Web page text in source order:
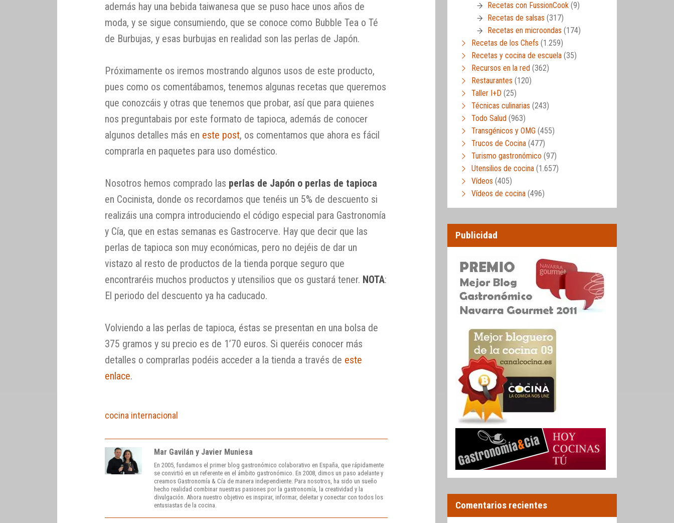
además hay una bebida taiwanesa que se puso hace unos años de
moda, y se sigue consumiendo, que se conoce como Bubble Tea o Té
de Burbujas, y esas burbujas en realidad son las perlas de Japón.
Próximamente os iremos mostrando algunos usos de este producto,
pues como os comentábamos, tenemos algunas recetas que queremos
que conozcáis y otras que tenemos que probar, así que para quienes
nos preguntabais por este formato de tapioca, además de conocer
algunos detalles más en este post, os comentamos que ahora es fácil
comprarla en paquetes para uso doméstico.
Nosotros hemos comprado las perlas de Japón o perlas de tapioca
en Cocinista, donde os recordamos que tenéis un 5% de descuento si
realizáis una compra introduciendo el código especial para Gastronomía
y Cía, que en estas semanas es Gastrocerve. Hay que decir que las
perlas de tapioca son muy económicas, pero no dejéis de dar un
vistazo al resto de productos de la tienda porque seguro que
encontraréis muchos productos y utensilios que os gustará tener. NOTA:
El periodo del descuento ya ha caducado.
Volviendo a las perlas de tapioca, éstas se presentan en una bolsa de
375 gramos y su precio es de 1’70 euros. Si queréis conocer más
detalles o comprarlas podéis acceder a la tienda a través de este
enlace.
cocina internacional
Mar Gavilán y Javier Muniesa
En 2005, fundamos el primer blog gastronómico colaborativo en España, que rápidamente
se convirtió en un referente en el ámbito gastronómico. En 2008, dimos un paso adelante y
creamos Gastronomía & Cía de manera independiente. Para nosotros, ha sido un sueño
hecho realidad combinar nuestras pasiones por la gastronomía, la creatividad y la
divulgación. Ahora nuestro objetivo es inspirar, informar, deleitar y conectar con todos los
entusiastas de la cocina.
Recetas con FussionCook (9)
Recetas de salsas (317)
Recetas en microondas (174)
Recetas de los Chefs (1.259)
Recetas y cocina de escuela (35)
Recursos en la red (362)
Restaurantes (120)
Taller I+D (25)
Técnicas culinarias (243)
Todo Salud (963)
Transgénicos y OMG (455)
Trucos de Cocina (477)
Turismo gastronómico (97)
Utensilios de cocina (1.657)
Vídeos (405)
Vídeos de cocina (496)
Publicidad
Comentarios recientes